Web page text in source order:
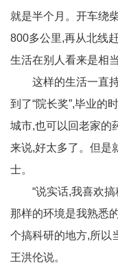
就是半个月。开车绕
800多公里,再从北线
生活在别人看来是相
这样的生活一直持
到了“院长奖”,毕业的
城市,也可以回老家的
来说,好太多了。但是
士。
“说实话,我喜欢搞
那样的环境是我熟悉
个搞科研的地方,所以
王洪伦说。